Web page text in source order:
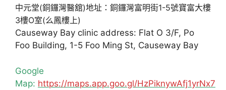
中元堂(銅鑼灣醫舘)地址：銅鑼灣富明街1-5號寶富大樓
3樓O室(么鳳樓上)
Causeway Bay clinic address: Flat O 3/F, Po
Foo Building, 1-5 Foo Ming St, Causeway Bay
Google
Map: https://maps.app.goo.gl/HzPiknywAfj1yrNx7